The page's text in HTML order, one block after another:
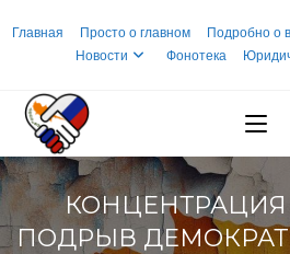
Главная Просто о главном Подробно о
Новости
Фонотека
КОНЦЕНТРАЦИЯ
ПОДРЫВ